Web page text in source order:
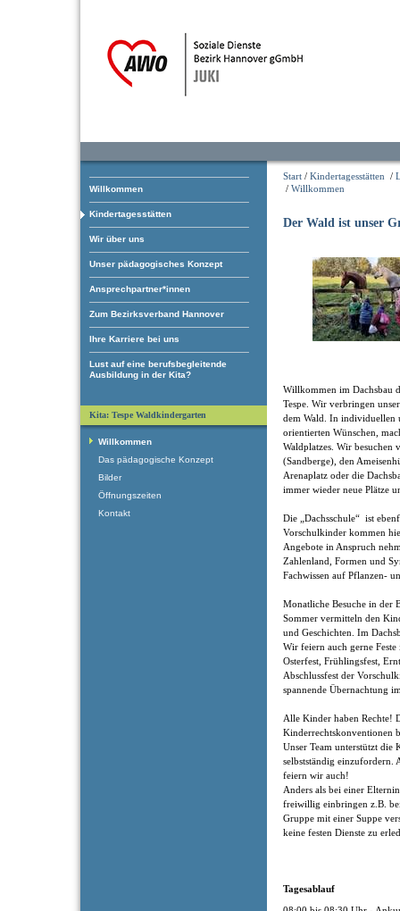
Willkommen
Kindertagesstätten
Wir über uns
Unser pädagogisches Konzept
Ansprechpartner*innen
Zum Bezirksverband Hannover
Ihre Karriere bei uns
Lust auf eine berufsbegleitende
Ausbildung in der Kita?
Start / Kindertagesstätten /
/ Willkommen
Der Wald ist unser
Willkommen im Dachsbau
Tespe. Wir verbringen
dem Wald. In individuellen
orientierten Wünschen,
Waldplatzes. Wir besuchen
(Sandberge), den
Arenaplatz oder die
immer wieder neue Plätze
Die „Dachsschule“ ist
Vorschulkinder kommen
Angebote in Anspruch
Zahlenland, Formen und
Fachwissen auf Pflanzen-
Monatliche Besuche in der
Sommer vermitteln den
und Geschichten. Im
Wir feiern auch gerne
Osterfest, Frühlingsfest,
Abschlussfest der
spannende Übernachtung
Alle Kinder haben Rechte!
Kinderrechtskonventionen
Unser Team unterstützt die
selbstständig einzufordern.
feiern wir auch!
Anders als bei einer
freiwillig einbringen z.B.
Gruppe mit einer Suppe
keine festen Dienste zu
Tagesablauf
Kita: Tespe Waldkindergarten
Willkommen
Das pädagogische Konzept
Bilder
Öffnungszeiten
Kontakt